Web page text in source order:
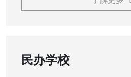
属性的核心关切，义务教育阶
民办学校